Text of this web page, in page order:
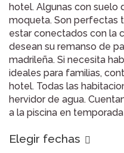
hotel. Algunas con suelo
moqueta. Son perfectas
estar conectados con la
desean su remanso de
madrileña. Si necesita
ideales para familias,
hotel. Todas las
hervidor de agua.
a la piscina en
Elegir fechas